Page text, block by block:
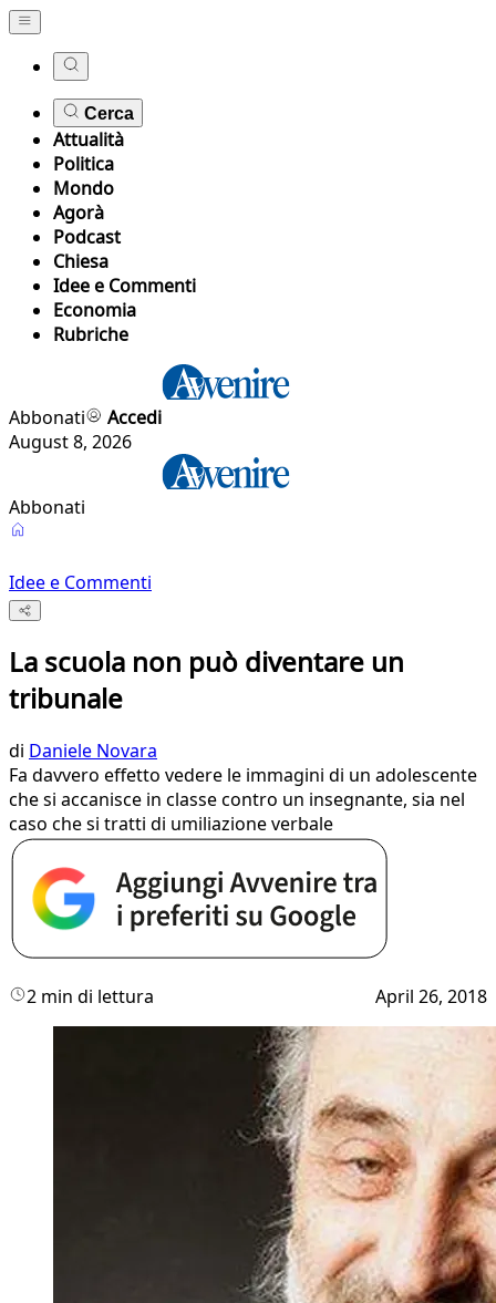
Cerca
Attualità
Politica
Mondo
Agorà
Podcast
Chiesa
Idee e Commenti
Economia
Rubriche
Abbonati
Accedi
August 8, 2026
Abbonati
Idee e Commenti
La scuola non può diventare un
tribunale
di Daniele Novara
Fa davvero effetto vedere le immagini di un adolescente
che si accanisce in classe contro un insegnante, sia nel
caso che si tratti di umiliazione verbale
2 min di lettura April 26, 2018